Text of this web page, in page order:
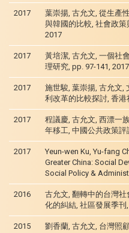
2017
葉崇揚, 古允文, 從生產
與韓國的比較, 社會政策
2017
2017
黃培潔, 古允文, 一個社
理研究, pp. 97-141, 2017
2017
施世駿, 葉崇揚, 古允文,
利改革的比較探討, 香
2017
程議慶, 古允文, 西漂一
年移工, 中國公共政策評
2017
Yeun-wen Ku, Yu-fang
Greater China: Social
Social Policy &
2016
古允文, 翻轉中的台灣
化的糾結, 社區發展季刊
2015
劉香蘭, 古允文, 台灣照